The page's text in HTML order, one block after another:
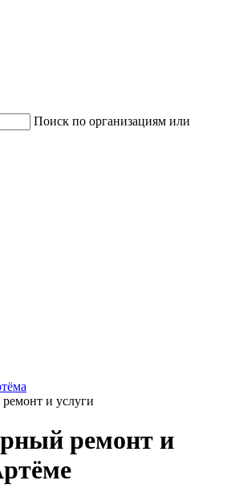
Поиск по организациям или
и услуги
ремонт и